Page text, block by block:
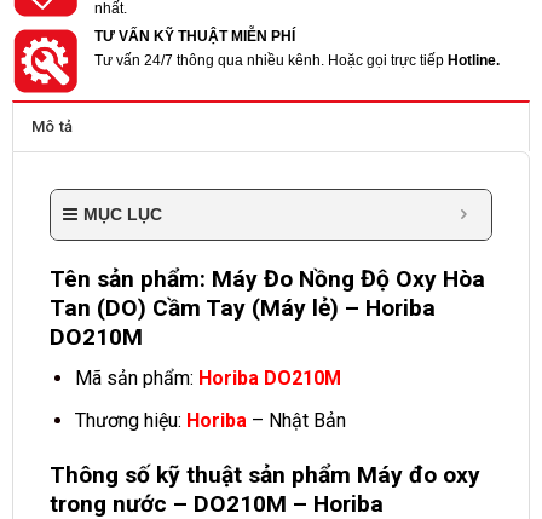
nhất.
TƯ VẤN KỸ THUẬT MIỄN PHÍ
Tư vấn 24/7 thông qua nhiều kênh. Hoặc gọi trực tiếp Hotline.
Mô tả
MỤC LỤC
Tên sản phẩm: Máy Đo Nồng Độ Oxy Hòa
Tan (DO) Cầm Tay (Máy lẻ) – Horiba
DO210M
Mã sản phẩm: Horiba DO210M
Thương hiệu: Horiba – Nhật Bản
Thông số kỹ thuật sản phẩm Máy đo oxy
trong nước – DO210M – Horiba